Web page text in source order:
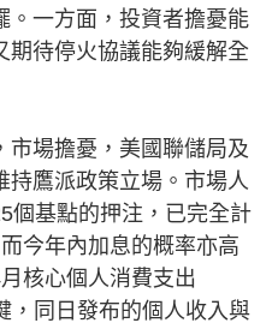
。一方面，投資者擔憂能
期待停火協議能夠緩解全
場擔憂，美國聯儲局及
持鷹派政策立場。市場人
個基點的押注，已完全計
今年內加息的概率亦高
核心個人消費支出
，同日發布的個人收入與